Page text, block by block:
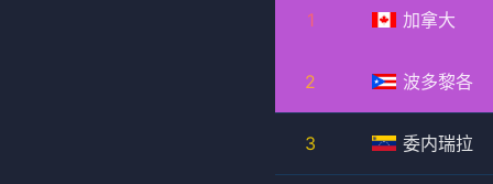
1 加拿大
2 波多黎各
3 委内瑞拉